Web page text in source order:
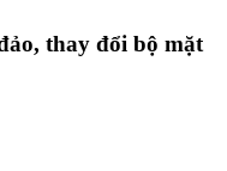
thay đổi bộ mặt